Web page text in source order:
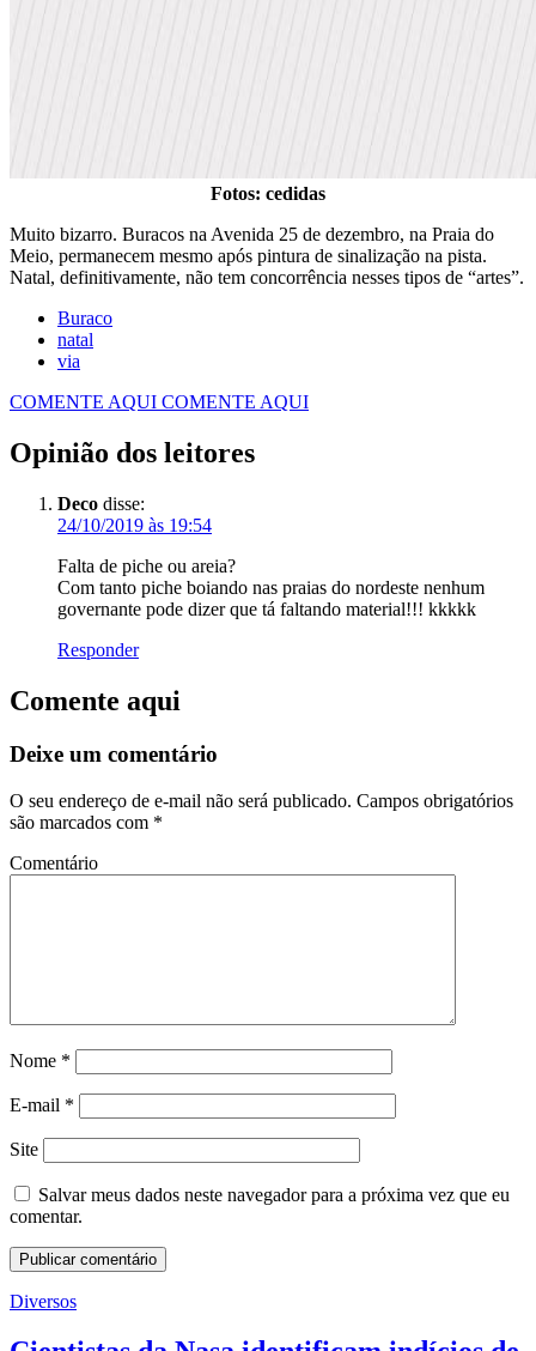
Fotos: cedidas
Muito bizarro. Buracos na Avenida 25 de dezembro, na Praia do
Meio, permanecem mesmo após pintura de sinalização na pista.
Natal, definitivamente, não tem concorrência nesses tipos de “artes”.
Buraco
natal
via
COMENTE AQUI COMENTE AQUI
Opinião dos leitores
Deco disse:
24/10/2019 às 19:54
Falta de piche ou areia?
Com tanto piche boiando nas praias do nordeste nenhum
governante pode dizer que tá faltando material!!! kkkkk
Responder
Comente aqui
Deixe um comentário
O seu endereço de e-mail não será publicado. Campos obrigatórios
são marcados com *
Comentário
Nome *
E-mail *
Site
Salvar meus dados neste navegador para a próxima vez que eu
comentar.
Diversos